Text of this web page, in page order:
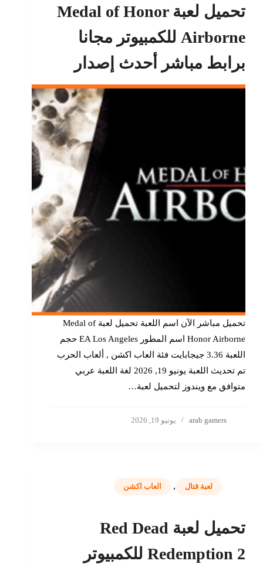
تحميل لعبة Medal of Honor
Airborne للكمبيوتر مجانا
برابط مباشر أحدث إصدار
تحميل مباشر الآن اسم اللعبة تحميل لعبة Medal of
Honor Airborne اسم المطور EA Los Angeles حجم
اللعبة 3.36 جيجابايت فئة العاب اكشن , ألعاب الحرب
تم تحديث اللعبة يونيو 19, 2026 لغة اللعبة عربي
متوافق مع ويندوز لتحميل لعبة…
arab gamers يونيو 19, 2026
لعبة قتال , العاب اكشن
تحميل لعبة Red Dead
Redemption 2 للكمبيوتر